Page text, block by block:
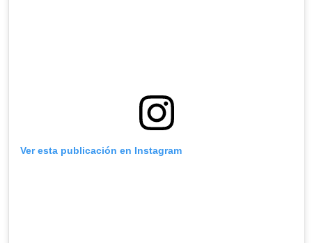
Ver esta publicación en Instagram